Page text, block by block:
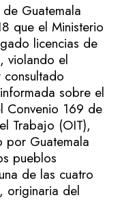
Guatemala
que el Ministerio
licencias de
violando el
sobre el
Convenio 169 de
Trabajo (OIT),
por Guatemala
pueblos
de las cuatro
originaria del